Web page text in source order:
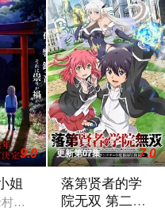
9.0
姐
落的遗址深处，那一片禁止
更新第07集 7.0
落第贤者的学
院无双 第二回